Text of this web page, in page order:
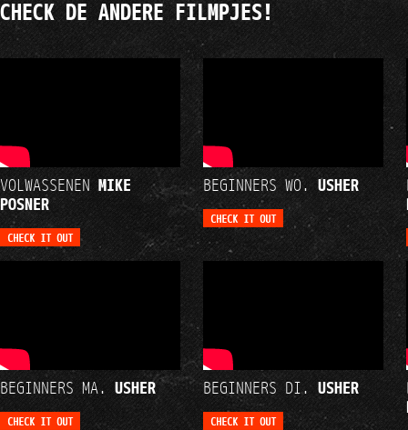
CHECK DE ANDERE FILMPJES!
VOLWASSENENMIKE
POSNER
BEGINNERS WO. USHER
BEGINNERS MA. USHER BEGINNERS DI. USHER